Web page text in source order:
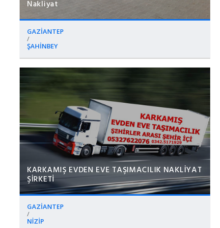
Nakliyat
GAZİANTEP
/
ŞAHİNBEY
KARKAMIŞ EVDEN EVE TAŞIMACILIK NAKLİYAT
ŞİRKETİ
GAZİANTEP
/
NİZİP